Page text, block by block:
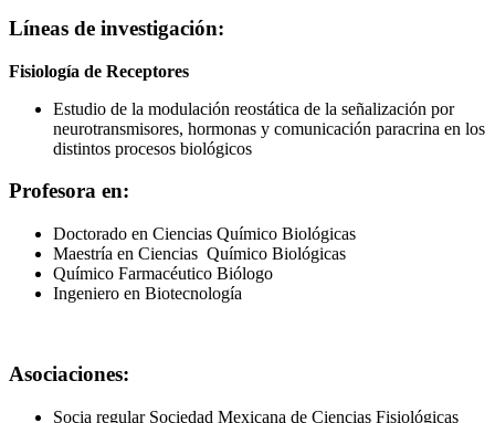
Líneas de investigación:
Fisiología de Receptores
Estudio de la modulación reostática de la señalización por
neurotransmisores, hormonas y comunicación paracrina en los
distintos procesos biológicos
Profesora en:
Doctorado en Ciencias Químico Biológicas
Maestría en Ciencias Químico Biológicas
Químico Farmacéutico Biólogo
Ingeniero en Biotecnología
Asociaciones:
Socia regular Sociedad Mexicana de Ciencias Fisiológicas